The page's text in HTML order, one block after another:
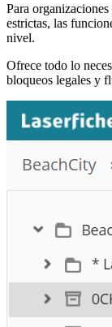
Para
estrictas, las
nivel.
Ofrece todo lo
bloqueos legales y